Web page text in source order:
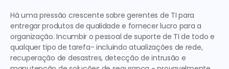
Há uma pressão crescente sobre gerentes de TI para
entregar produtos de qualidade e fornecer lucro para a
organização. Incumbir o pessoal de suporte de TI de todo e
qualquer tipo de tarefa- incluindo atualizações de rede,
recuperação de desastres, detecção de intrusão e